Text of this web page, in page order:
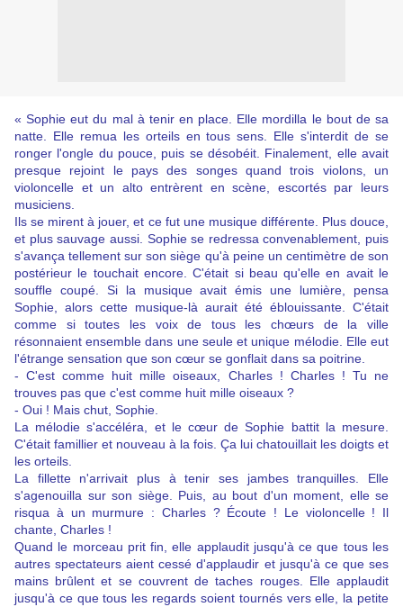
« Sophie eut du mal à tenir en place. Elle mordilla le bout de sa
natte. Elle remua les orteils en tous sens. Elle s'interdit de se
ronger l'ongle du pouce, puis se désobéit. Finalement, elle avait
presque rejoint le pays des songes quand trois violons, un
violoncelle et un alto entrèrent en scène, escortés par leurs
musiciens.
Ils se mirent à jouer, et ce fut une musique différente. Plus douce,
et plus sauvage aussi. Sophie se redressa convenablement, puis
s'avança tellement sur son siège qu'à peine un centimètre de son
postérieur le touchait encore. C'était si beau qu'elle en avait le
souffle coupé. Si la musique avait émis une lumière, pensa
Sophie, alors cette musique-là aurait été éblouissante. C'était
comme si toutes les voix de tous les chœurs de la ville
résonnaient ensemble dans une seule et unique mélodie. Elle eut
l'étrange sensation que son cœur se gonflait dans sa poitrine.
- C'est comme huit mille oiseaux, Charles ! Charles ! Tu ne
trouves pas que c'est comme huit mille oiseaux ?
- Oui ! Mais chut, Sophie.
La mélodie s'accéléra, et le cœur de Sophie battit la mesure.
C'était famillier et nouveau à la fois. Ça lui chatouillait les doigts et
les orteils.
La fillette n'arrivait plus à tenir ses jambes tranquilles. Elle
s'agenouilla sur son siège. Puis, au bout d'un moment, elle se
risqua à un murmure : Charles ? Écoute ! Le violoncelle ! Il
chante, Charles !
Quand le morceau prit fin, elle applaudit jusqu'à ce que tous les
autres spectateurs aient cessé d'applaudir et jusqu'à ce que ses
mains brûlent et se couvrent de taches rouges. Elle applaudit
jusqu'à ce que tous les regards soient tournés vers elle, la petite